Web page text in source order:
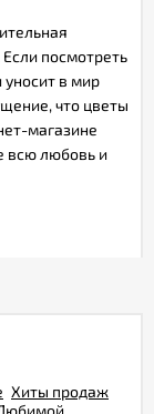
посмотреть
уносит в мир
что цветы
магазине
всю любовь и
Хиты продаж